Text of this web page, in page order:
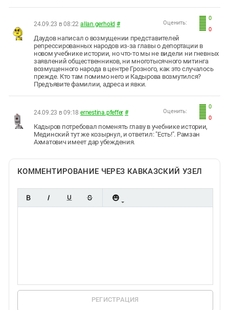
0
0
Оценить:
24.09.23 в 08:22 allan.gerhold #
Даудов написал о возмущении представителей
репрессированных народов из-за главы о депортации в
новом учебнике истории, но что-то мы не видели ни гневных
заявлений общественников, ни многотысячного митинга
возмущенного народа в центре Грозного, как это случалось
прежде. Кто там помимо него и Кадырова возмутился?
Предъявите фамилии, адреса и явки.
0
0
Оценить:
24.09.23 в 09:18 ernestina.pfeffer #
Кадыров потребовал поменять главу в учебнике истории,
Мединский тут же козырнул, и ответил: "Есть!". Рамзан
Ахматович имеет дар убеждения.
КОММЕНТИРОВАНИЕ ЧЕРЕЗ КАВКАЗСКИЙ УЗЕЛ
РЕГИСТРАЦИЯ